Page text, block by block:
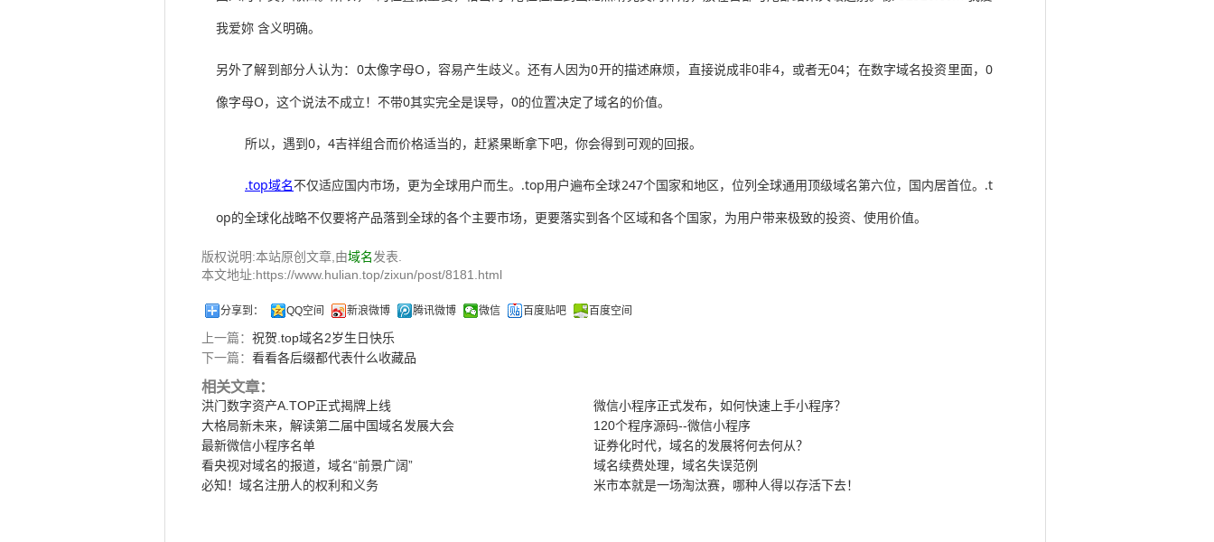
我爱妳 含义明确。
另外了解到部分人认为：0太像字母O，容易产生歧义。还有人因为0开的描述麻烦，直接说成非0非4，或者无04；在数字域名投资里面，0
像字母O，这个说法不成立！不带0其实完全是误导，0的位置决定了域名的价值。
所以，遇到0，4吉祥组合而价格适当的，赶紧果断拿下吧，你会得到可观的回报。
.top域名不仅适应国内市场，更为全球用户而生。.top用户遍布全球247个国家和地区，位列全球通用顶级域名第六位，国内居首位。.t
op的全球化战略不仅要将产品落到全球的各个主要市场，更要落实到各个区域和各个国家，为用户带来极致的投资、使用价值。
版权说明:本站原创文章,由域名发表.
本文地址:https://www.hulian.top/zixun/post/8181.html
分享到： QQ空间 新浪微博 腾讯微博 微信 百度贴吧 百度空间
上一篇： 祝贺.top域名2岁生日快乐
下一篇： 看看各后缀都代表什么收藏品
相关文章：
洪门数字资产A.TOP正式揭牌上线
微信小程序正式发布，如何快速上手小程序？
大格局新未来，解读第二届中国域名发展大会
120个程序源码--微信小程序
最新微信小程序名单
证券化时代，域名的发展将何去何从？
看央视对域名的报道，域名“前景广阔”
域名续费处理，域名失误范例
必知！域名注册人的权利和义务
米市本就是一场淘汰赛，哪种人得以存活下去！